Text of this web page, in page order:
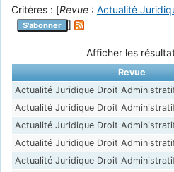
Critères : [Revue : Actualité
S'abonner ]
Afficher les
Revue
Actualité Juridique Droit
Actualité Juridique Droit
Actualité Juridique Droit
Actualité Juridique Droit
Actualité Juridique Droit